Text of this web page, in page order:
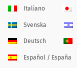
Italiano
Svenska
Deutsch
Español / España